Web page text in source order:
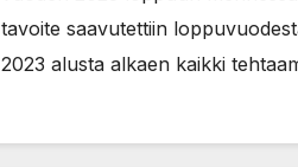
tavoite saavutettiin
2023 alusta alkaen kaikki